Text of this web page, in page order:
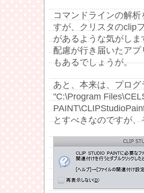
コマンドラインの解
すが、クリスタのclip
があるような気がしま
配慮が行き届いたア
もあるでしょうが。
あと、本来は、プロ
"C:\Program
とすべきなのですが